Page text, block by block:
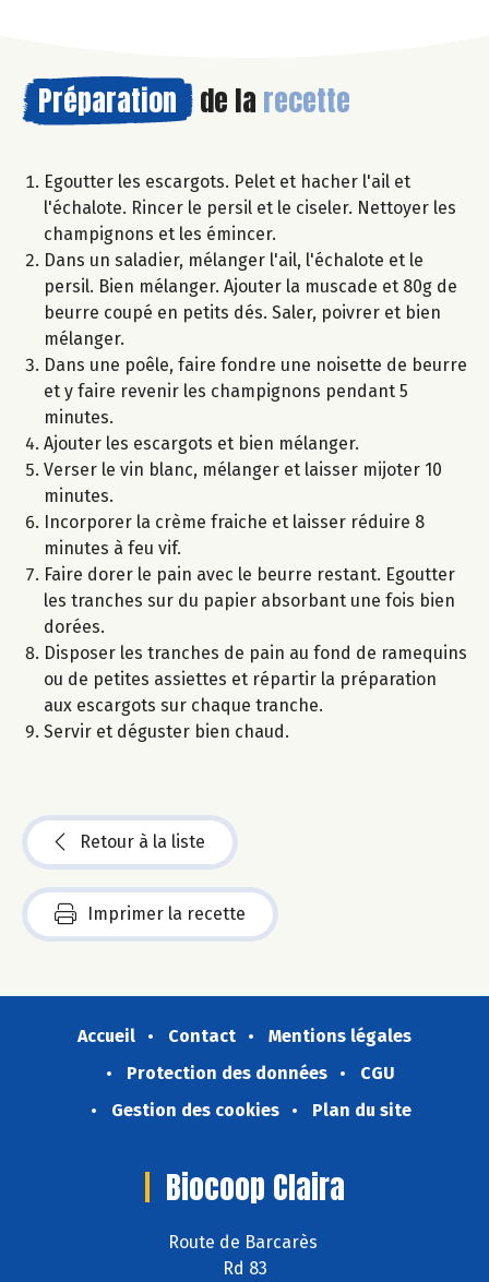
Préparation de la recette
Egoutter les escargots. Pelet et hacher l'ail et
l'échalote. Rincer le persil et le ciseler. Nettoyer les
champignons et les émincer.
Dans un saladier, mélanger l'ail, l'échalote et le
persil. Bien mélanger. Ajouter la muscade et 80g de
beurre coupé en petits dés. Saler, poivrer et bien
mélanger.
Dans une poêle, faire fondre une noisette de beurre
et y faire revenir les champignons pendant 5
minutes.
Ajouter les escargots et bien mélanger.
Verser le vin blanc, mélanger et laisser mijoter 10
minutes.
Incorporer la crème fraiche et laisser réduire 8
minutes à feu vif.
Faire dorer le pain avec le beurre restant. Egoutter
les tranches sur du papier absorbant une fois bien
dorées.
Disposer les tranches de pain au fond de ramequins
ou de petites assiettes et répartir la préparation
aux escargots sur chaque tranche.
Servir et déguster bien chaud.
Retour à la liste
Imprimer la recette
Accueil Contact
Mentions légales
Protection des données
CGU
Gestion des cookies
Plan du site
Biocoop Claira
Route de Barcarès
Rd 83